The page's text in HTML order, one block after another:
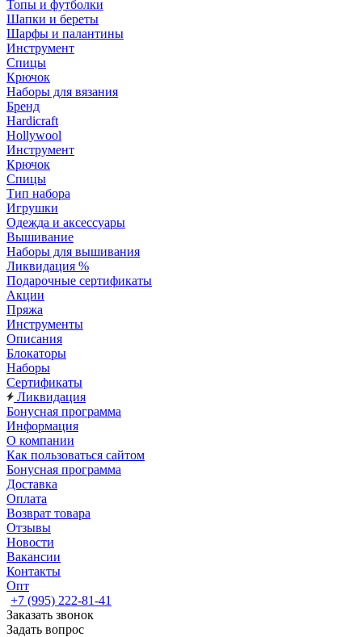
Топы и футболки
Шапки и береты
Шарфы и палантины
Инструмент
Спицы
Крючок
Наборы для вязания
Бренд
Hardicraft
Hollywool
Инструмент
Крючок
Спицы
Тип набора
Игрушки
Одежда и аксессуары
Вышивание
Наборы для вышивания
Ликвидация %
Подарочные сертификаты
Акции
Пряжа
Инструменты
Описания
Блокаторы
Наборы
Сертификаты
Ликвидация
Бонусная программа
Информация
О компании
Как пользоваться сайтом
Бонусная программа
Доставка
Оплата
Возврат товара
Отзывы
Новости
Вакансии
Контакты
Опт
+7 (995) 222-81-41
Заказать звонок
Задать вопрос